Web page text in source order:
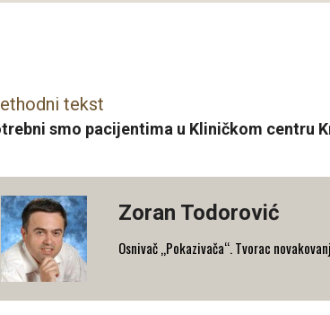
tekst
smo pacijentima u Kliničkom centru
Zoran Todorović
Osnivač „Pokazivača“. Tvorac